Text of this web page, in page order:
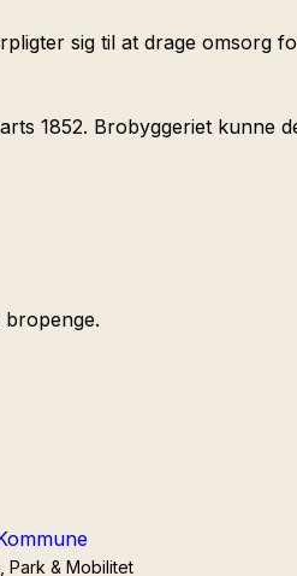
sig til at drage omsorg
1852. Brobyggeriet kunne
Park & Mobilitet